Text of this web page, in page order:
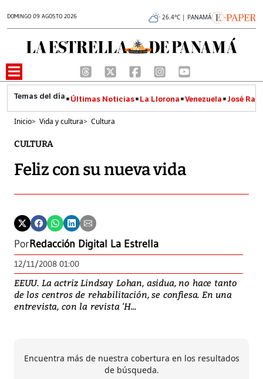
DOMINGO 09 AGOSTO 2026 26.4°C | PANAMÁ
Últimas Noticias La Llorona Venezuela José
Inicio> Vida y cultura> Cultura
CULTURA
Feliz con su nueva vida
PorRedacción Digital La Estrella
12/11/2008 01:00
EEUU. La actriz Lindsay Lohan, asidua, no hace tanto
de los centros de rehabilitación, se confiesa. En una
entrevista, con la revista 'H...
Encuentra más de nuestra cobertura en los resultados
de búsqueda.